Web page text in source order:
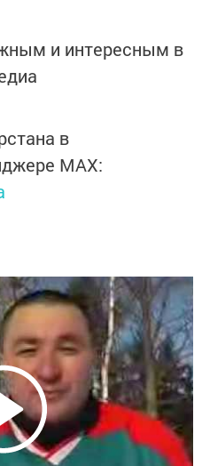
и интересным в
в
MАХ: